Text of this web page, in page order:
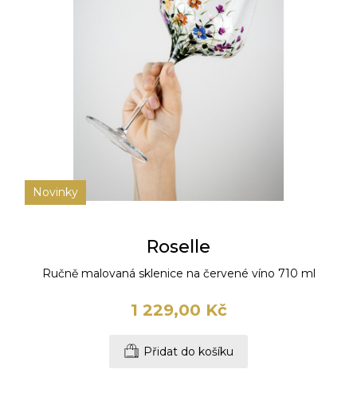
Novinky
Roselle
Ručně malovaná sklenice na červené víno 710 ml
1 229,00 Kč
Přidat do košíku